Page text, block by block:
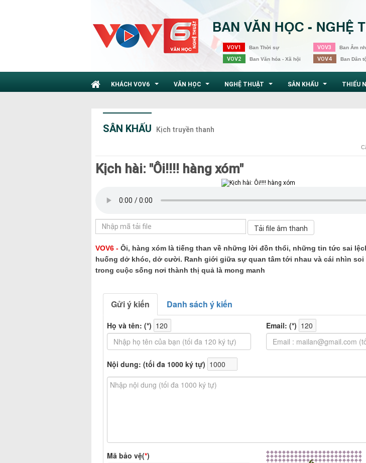
VOV1 Ban Thời sự
VOV2 Ban Văn hóa - Xã hội
VOV3 Ban Âm
VOV4 Ban Dân
KHÁCH VOV6 VĂN HỌC NGHỆ THUẬT SÂN KHẤU THIẾU
SÂN KHẤU Kịch truyền thanh
Kịch hài: "Ôi!!!! hàng xóm"
VOV6 - Ôi, hàng xóm là tiếng than về những lời đồn thổi, những tin tức sai
huống dở khóc, dở cười. Ranh giới giữa sự quan tâm tới nhau và cái nhìn soi
trong cuộc sống nơi thành thị quả là mong manh